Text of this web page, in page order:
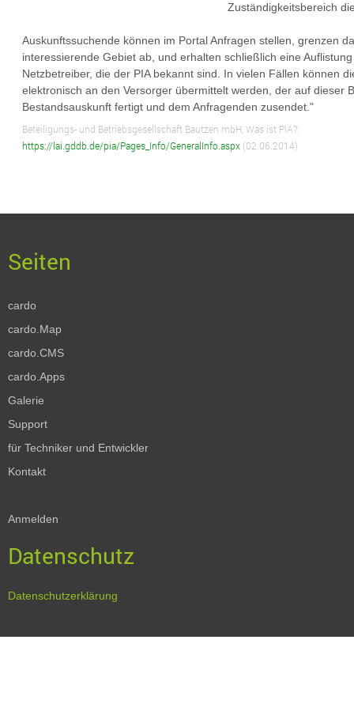
Zuständigkeitsbereich
Auskunftssuchende können im Portal Anfragen stellen, grenzen
interessierende Gebiet ab, und erhalten schließlich eine
Netzbetreiber, die der PIA bekannt sind. In vielen Fällen können
elektronisch an den Versorger übermittelt werden, der auf dieser
Bestandsauskunft fertigt und dem Anfragenden zusendet."
Beteiligungs- und Betriebsgesellschaft Bautzen mbH, Was ist PIA?:
https://lai.gddb.de/pia/Pages_Info/GeneralInfo.aspx (02.06.2014)
cardo
cardo.Map
cardo.CMS
cardo.Apps
Galerie
Support
für Techniker und Entwickler
Kontakt
Anmelden
Datenschutz
Datenschutzerklärung